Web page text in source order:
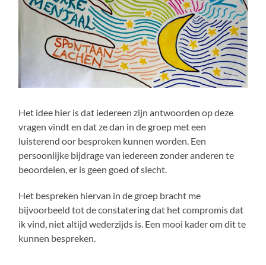
Het idee hier is dat iedereen zijn antwoorden op deze
vragen vindt en dat ze dan in de groep met een
luisterend oor besproken kunnen worden. Een
persoonlijke bijdrage van iedereen zonder anderen te
beoordelen, er is geen goed of slecht.
Het bespreken hiervan in de groep bracht me
bijvoorbeeld tot de constatering dat het compromis dat
ik vind, niet altijd wederzijds is. Een mooi kader om dit te
kunnen bespreken.